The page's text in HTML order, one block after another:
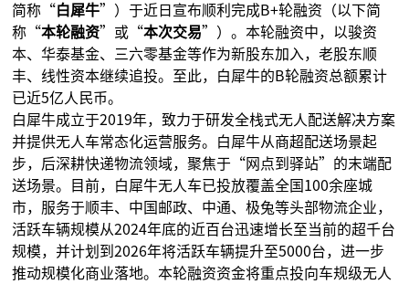
简称“白犀牛”）于近日宣布顺利完成B+轮融资（以下简
称“本轮融资”或“本次交易”）。本轮融资中，以骏资
本、华泰基金、三六零基金等作为新股东加入，老股东顺
丰、线性资本继续追投。至此，白犀牛的B轮融资总额累计
已近5亿人民币。
白犀牛成立于2019年，致力于研发全栈式无人配送解决方案
并提供无人车常态化运营服务。白犀牛从商超配送场景起
步，后深耕快递物流领域，聚焦于“网点到驿站”的末端配
送场景。目前，白犀牛无人车已投放覆盖全国100余座城
市，服务于顺丰、中国邮政、中通、极兔等头部物流企业，
活跃车辆规模从2024年底的近百台迅速增长至当前的超千台
规模，并计划到2026年将活跃车辆提升至5000台，进一步
推动规模化商业落地。本轮融资资金将重点投向车规级无人